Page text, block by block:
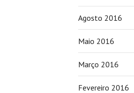
Agosto 2016
Maio 2016
Março 2016
Fevereiro 2016